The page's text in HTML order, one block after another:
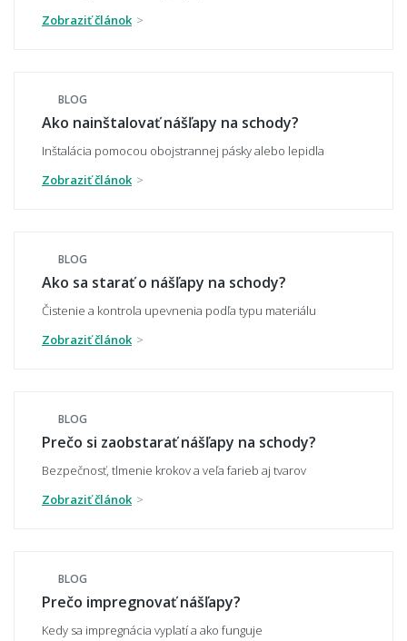
Je potrebné nášlapy ešte niečím dodatočne
lepiť?
Ako zistím, že nášlap naozaj drží pevne?
Je možné nášlapy impregnovať?
🧼 Čistenie a údržba
Ako sa čistia kobercové nášlapy?
Zobraziť článok
BLOG
Ako nainštalovať nášľapy na schody?
Inštalácia pomocou obojstrannej pásky alebo lepidla
Zobraziť článok
BLOG
Ako sa starať o nášľapy na schody?
Čistenie a kontrola upevnenia podľa typu materiálu
Zobraziť článok
BLOG
Prečo si zaobstarať nášľapy na schody?
Bezpečnosť, tlmenie krokov a veľa farieb aj tvarov
Zobraziť článok
BLOG
Prečo impregnovať nášľapy?
Kedy sa impregnácia vyplatí a ako funguje